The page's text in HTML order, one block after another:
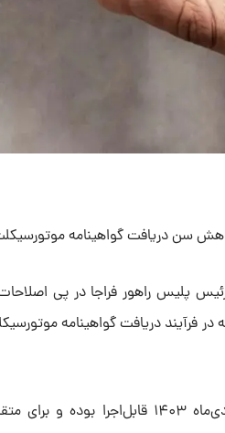
گواهینامه موتورسیکلت از ۱۸ به ۱۶ سال
پلیس راهور فراجا در پی
وی گفت: این تغییرات از دی‌ماه ۱۴۰۳